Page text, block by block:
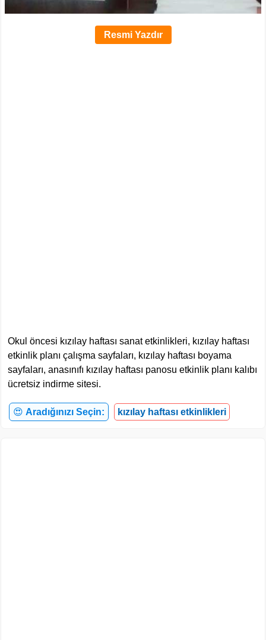
Resmi Yazdır
Okul öncesi kızılay haftası sanat etkinlikleri, kızılay haftası
etkinlik planı çalışma sayfaları, kızılay haftası boyama
sayfaları, anasınıfı kızılay haftası panosu etkinlik planı kalıbı
ücretsiz indirme sitesi.
😍 Aradığınızı Seçin: kızılay haftası etkinlikleri